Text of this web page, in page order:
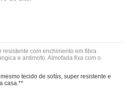
resistente com enchimento em fibra
e antimofo. Almofada fixa com o
tecido de sofás, super resistente e
casa.**